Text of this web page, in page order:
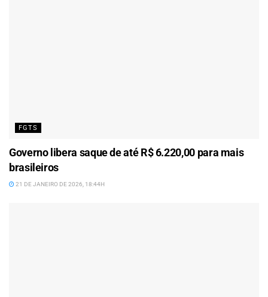
FGTS
Governo libera saque de até R$ 6.220,00 para mais
brasileiros
21 DE JANEIRO DE 2026, 18:44H